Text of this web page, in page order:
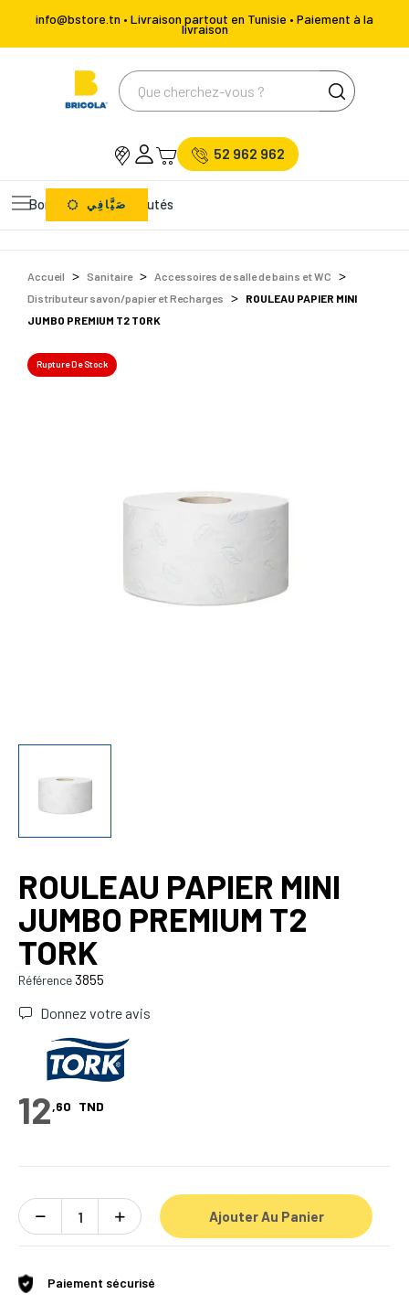
info@bstore.tn • Livraison partout en Tunisie • Paiement à la
livraison
52 962 962
Bons Plans Nouveautés
صَيَّافِي
Accueil Sanitaire
Accessoires de salle de bains et WC
Distributeur savon/papier et Recharges
ROULEAU PAPIER MINI
JUMBO PREMIUM T2 TORK
Rupture De Stock
ROULEAU PAPIER MINI
JUMBO PREMIUM T2
TORK
Référence3855
Donnez votre avis
12,60 TND
Ajouter Au Panier
Paiement sécurisé